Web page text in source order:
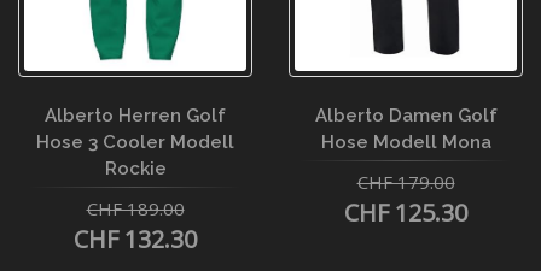
Alberto Herren Golf
Hose 3 Cooler Modell
Rockie
CHF 189.00
CHF 132.30
Alberto Damen Golf
Hose Modell Mona
CHF 179.00
CHF 125.30